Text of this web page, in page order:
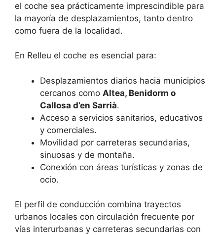
el coche sea prácticamente imprescindible para
la mayoría de desplazamientos, tanto dentro
como fuera de la localidad.
En Relleu el coche es esencial para:
Desplazamientos diarios hacia municipios
cercanos como Altea, Benidorm o
Callosa d’en Sarrià.
Acceso a servicios sanitarios, educativos
y comerciales.
Movilidad por carreteras secundarias,
sinuosas y de montaña.
Conexión con áreas turísticas y zonas de
ocio.
El perfil de conducción combina trayectos
urbanos locales con circulación frecuente por
vías interurbanas y carreteras secundarias con